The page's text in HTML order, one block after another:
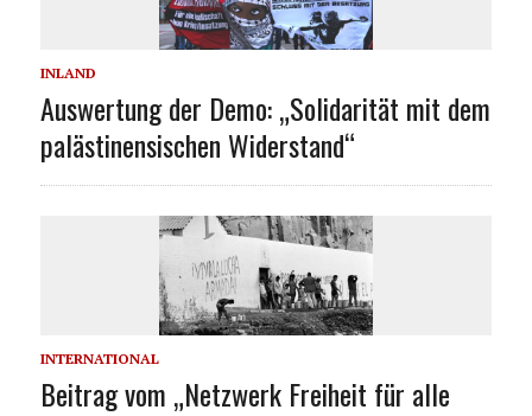
INLAND
Auswertung der Demo: „Solidarität mit dem
palästinensischen Widerstand“
INTERNATIONAL
Beitrag vom „Netzwerk Freiheit für alle